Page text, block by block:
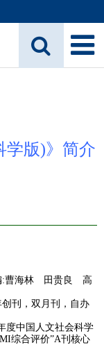
学版)》简介
:曹海林 田贵良 高
刊 ，双月 刊，自办
度中国人文社会科学
综合评价”A刊核心